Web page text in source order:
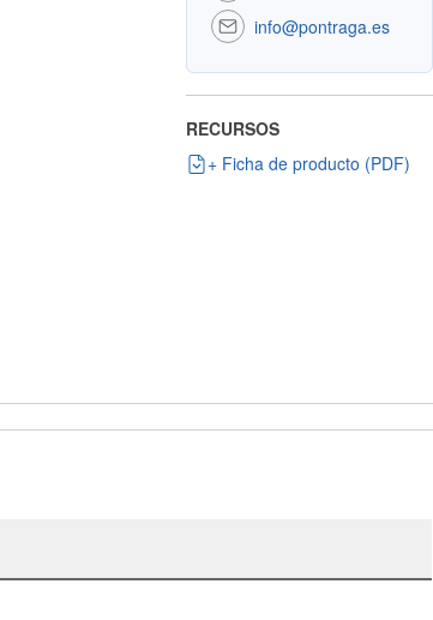
info@pontraga.es
RECURSOS
+ Ficha de producto (PDF)